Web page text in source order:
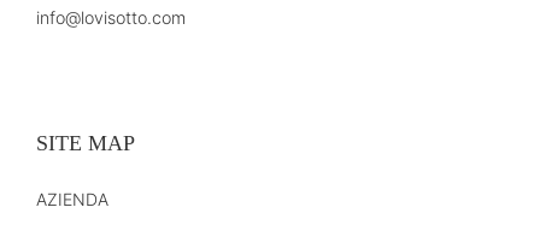
info@lovisotto.com
SITE MAP
AZIENDA